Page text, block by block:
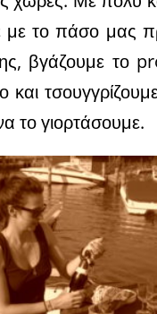
με το πάσο μας
βγάζουμε το
και
το γιορτάσουμε.